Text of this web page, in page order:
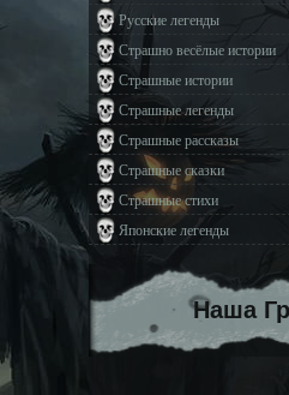
Русские легенды
Страшно весёлые истории
Страшные истории
Страшные легенды
Страшные рассказы
Страшные сказки
Страшные стихи
Японские легенды
Наша